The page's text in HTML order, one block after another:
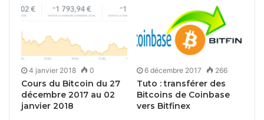
4 janvier 2018 0
Cours du Bitcoin du 27
décembre 2017 au 02
janvier 2018
6 décembre 2017 266
Tuto : transférer des
Bitcoins de Coinbase
vers Bitfinex